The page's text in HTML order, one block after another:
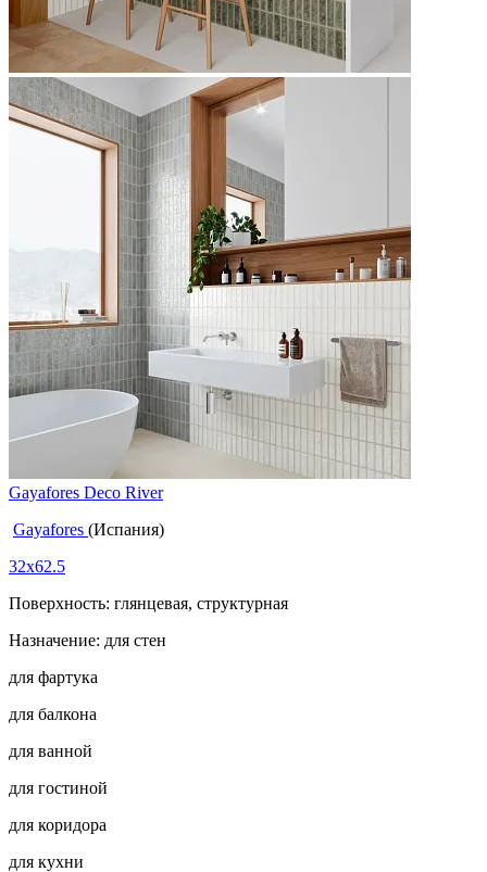
Gayafores Deco River
Gayafores (Испания)
32x62.5
Поверхность: глянцевая, структурная
Назначение: для стен
для фартука
для балкона
для ванной
для гостиной
для коридора
для кухни